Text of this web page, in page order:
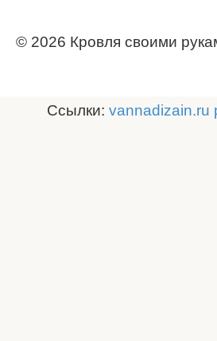
© 2026 Кровля своими
Ссылки: vannadizain.ru